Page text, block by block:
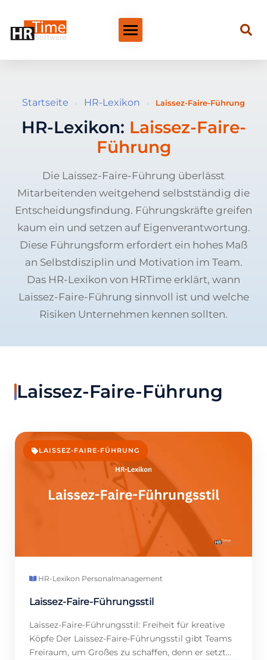
Startseite › HR-Lexikon › Laissez-Faire-Führung
HR-Lexikon: Laissez-Faire-
Führung
Die Laissez-Faire-Führung überlässt
Mitarbeitenden weitgehend selbstständig die
Entscheidungsfindung. Führungskräfte greifen
kaum ein und setzen auf Eigenverantwortung.
Diese Führungsform erfordert ein hohes Maß
an Selbstdisziplin und Motivation im Team.
Das HR-Lexikon von HRTime erklärt, wann
Laissez-Faire-Führung sinnvoll ist und welche
Risiken Unternehmen kennen sollten.
Laissez-Faire-Führung
LAISSEZ-FAIRE-FÜHRUNG
HR-Lexikon·Personalmanagement
Laissez-Faire-Führungsstil
Laissez-Faire-Führungsstil: Freiheit für kreative
Köpfe Der Laissez-Faire-Führungsstil gibt Teams
Freiraum, um Großes zu schaffen, denn er setzt